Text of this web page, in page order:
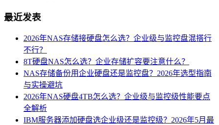
最近发表
2026年NAS存储接硬盘怎么选？企业级与监控盘混搭行
不行？
8T硬盘NAS怎么选？企业存储扩容要注意什么？
NAS存储备份用企业硬盘还是监控盘？2026年选型指南
与实操避坑
2026年NAS硬盘4TB怎么选？企业级与监控级性能要点
全解析
IBM服务器添加硬盘选企业级还是监控级？2026年5月最